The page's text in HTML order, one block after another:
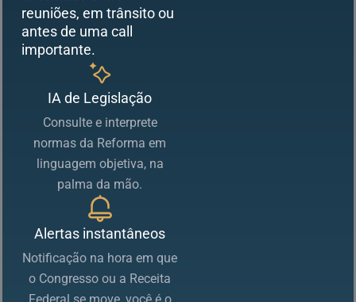
reuniões, em trânsito ou
antes de uma call
importante.
IA de Legislação
Consulte e interprete
normas da Reforma em
linguagem objetiva, na
palma da mão.
Alertas instantâneos
Notificação na hora em que
o Congresso ou a Receita